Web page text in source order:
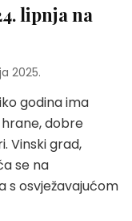
lipnja na
2025.
godina ima
hrane, dobre
Vinski grad,
se na
s osvježavajućom